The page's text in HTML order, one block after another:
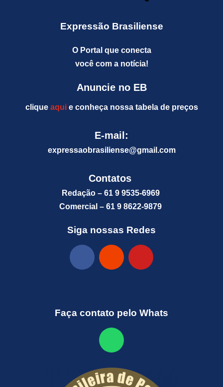
Expressão Brasiliense
O Portal que conecta
você com a notícia!
Anuncie no EB
clique aquie conheça nossa tabela de preços
E-mail:
expressaobrasiliense@gmail.com
Contatos
Redação – 61 9 9535-6969
Comercial – 61 9 8622-9879
Siga nossas Redes
Faça contato pelo Whats